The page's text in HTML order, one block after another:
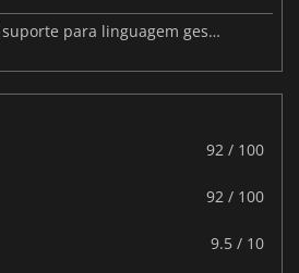
Forza Horizon 5 inclui suporte para linguagem gestual
92 / 100
92 / 100
9.5 / 10